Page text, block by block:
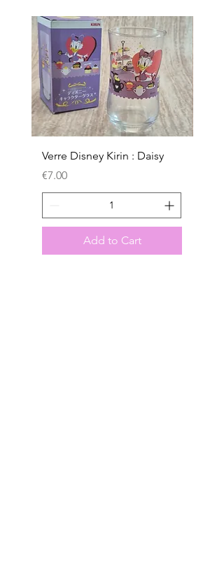
Verre Disney Kirin : Daisy
Price
€7.00
Add to Cart